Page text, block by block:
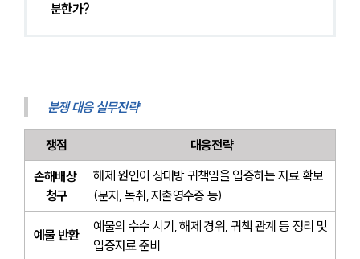
분한가?
분쟁 대응 실무전략
쟁점
대응전략
손해배상
청구
해제 원인이 상대방 귀책임을 입증하는 자료 확보
(문자, 녹취, 지출영수증 등)
예물 반환
예물의 수수 시기, 해제 경위, 귀책 관계 등 정리 및
입증자료 준비